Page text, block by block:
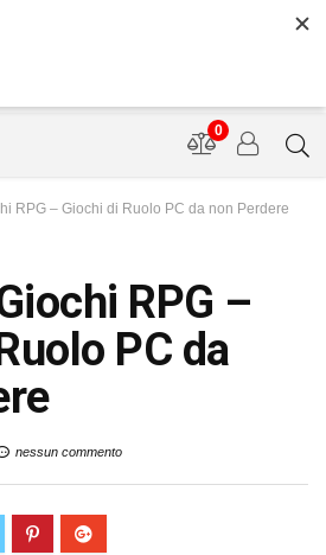
0
RPG – Giochi di Ruolo PC da non Perdere
RPG –
PC da
nessun commento